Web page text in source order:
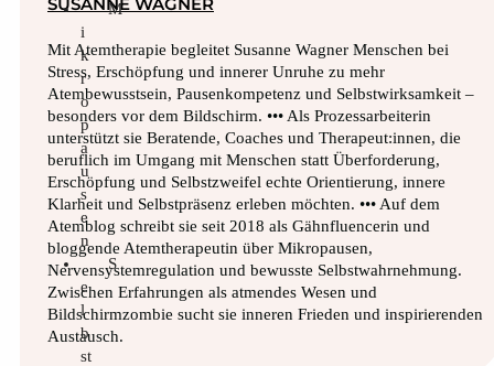
M
i
k
r
o
p
a
u
s
e
n
S
e
l
b
st
SUSANNE WAGNER
Mit Atemtherapie begleitet Susanne Wagner Menschen bei
Stress, Erschöpfung und innerer Unruhe zu mehr
Atembewusstsein, Pausenkompetenz und Selbstwirksamkeit –
besonders vor dem Bildschirm. ••• Als Prozessarbeiterin
unterstützt sie Beratende, Coaches und Therapeut:innen, die
beruflich im Umgang mit Menschen statt Überforderung,
Erschöpfung und Selbstzweifel echte Orientierung, innere
Klarheit und Selbstpräsenz erleben möchten. ••• Auf dem
Atemblog schreibt sie seit 2018 als Gähnfluencerin und
bloggende Atemtherapeutin über Mikropausen,
Nervensystemregulation und bewusste Selbstwahrnehmung.
Zwischen Erfahrungen als atmendes Wesen und
Bildschirmzombie sucht sie inneren Frieden und inspirierenden
Austausch.